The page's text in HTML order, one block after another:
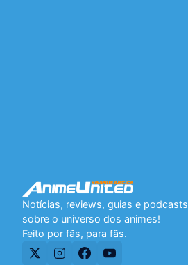
Notícias, reviews, guias e podcasts
sobre o universo dos animes!
Feito por fãs, para fãs.